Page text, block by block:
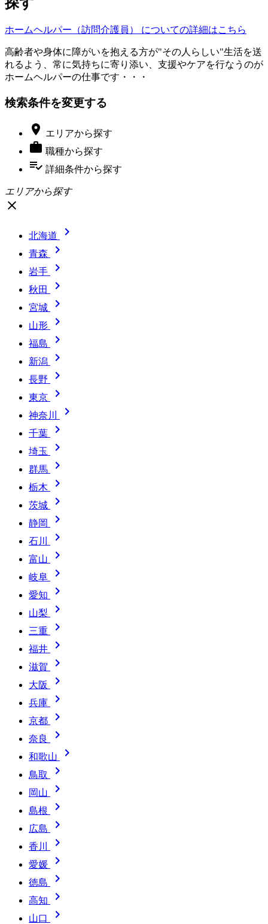
ホームヘルパー（訪問介護員） についての詳細はこちら
高齢者や身体に障がいを抱える方が"その人らしい"生活を送
れるよう、常に気持ちに寄り添い、支援やケアを行なうのが
ホームヘルパーの仕事です・・・
検索条件を変更する
 エリアから探す
 職種から探す
playlist_add_check 詳細条件から探す
エリアから探す
close
北海道 
青森 
岩手 
秋田 
宮城 
山形 
福島 
新潟 
長野 
東京 
神奈川 
千葉 
埼玉 
群馬 
栃木 
茨城 
静岡 
石川 
富山 
岐阜 
愛知 
山梨 
三重 
福井 
滋賀 
大阪 
兵庫 
京都 
奈良 
和歌山 
鳥取 
岡山 
島根 
広島 
香川 
愛媛 
徳島 
高知 
山口 